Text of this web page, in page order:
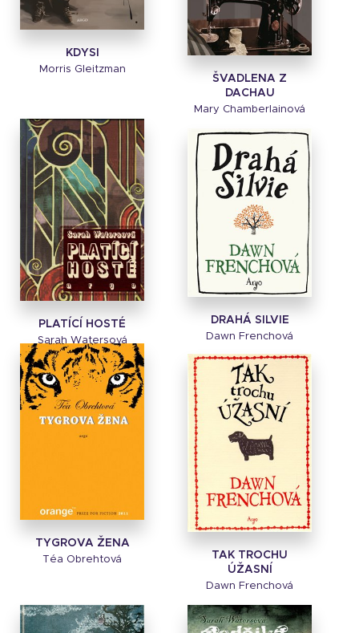
KDYSI
Morris Gleitzman
ŠVADLENA Z
DACHAU
Mary Chamberlainová
PLATÍCÍ HOSTÉ
Sarah Watersová
DRAHÁ SILVIE
Dawn Frenchová
TYGROVA ŽENA
Téa Obrehtová
TAK TROCHU
ÚŽASNÍ
Dawn Frenchová